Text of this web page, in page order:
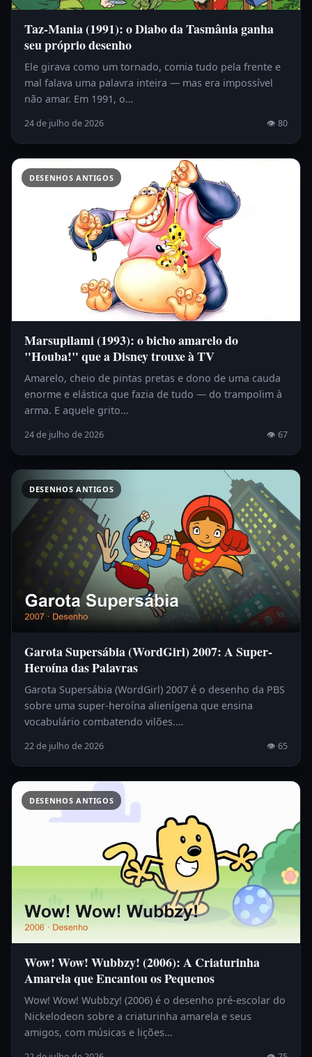
Taz-Mania (1991): o Diabo da Tasmânia ganha
seu próprio desenho
Ele girava como um tornado, comia tudo pela frente e
mal falava uma palavra inteira — mas era impossível
não amar. Em 1991, o…
24 de julho de 2026 👁 80
DESENHOS ANTIGOS
Marsupilami (1993): o bicho amarelo do
"Houba!" que a Disney trouxe à TV
Amarelo, cheio de pintas pretas e dono de uma cauda
enorme e elástica que fazia de tudo — do trampolim à
arma. E aquele grito…
24 de julho de 2026 👁 67
DESENHOS ANTIGOS
Garota Supersábia (WordGirl) 2007: A Super-
Heroína das Palavras
Garota Supersábia (WordGirl) 2007 é o desenho da PBS
sobre uma super-heroína alienígena que ensina
vocabulário combatendo vilões.…
22 de julho de 2026 👁 65
DESENHOS ANTIGOS
Wow! Wow! Wubbzy! (2006): A Criaturinha
Amarela que Encantou os Pequenos
Wow! Wow! Wubbzy! (2006) é o desenho pré-escolar do
Nickelodeon sobre a criaturinha amarela e seus
amigos, com músicas e lições…